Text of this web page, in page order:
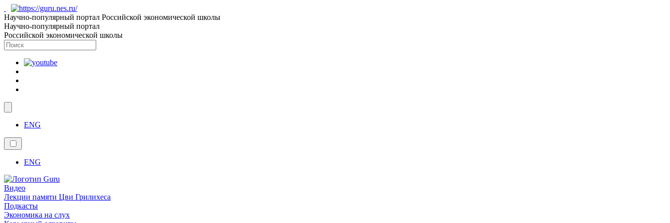
Научно-популярный портал Российской экономической школы
Научно-популярный портал
Российской экономической школы
ENG
ENG
Видео
Лекции памяти Цви Грилихеса
Подкасты
Экономика на слух